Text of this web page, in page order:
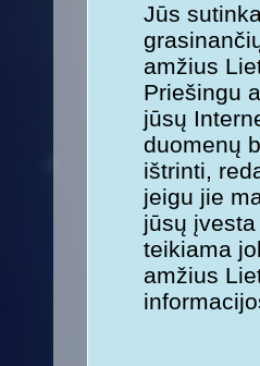
Jūs
amžius
Priešingu
jūsų
duomenų
ištrinti,
jeigu jie
jūsų
teikiama
amžius